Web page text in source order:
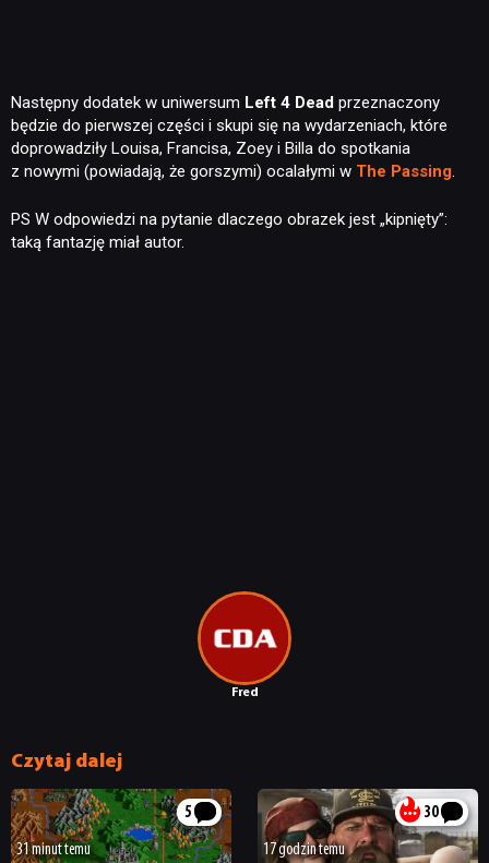
Fred
Następny dodatek w uniwersum Left 4 Dead przeznaczony
będzie do pierwszej części i skupi się na wydarzeniach, które
doprowadziły Louisa, Francisa, Zoey i Billa do spotkania
z nowymi (powiadają, że gorszymi) ocalałymi w The Passing.
PS W odpowiedzi na pytanie dlaczego obrazek jest „kipnięty”:
taką fantazję miał autor.
Czytaj dalej
5
31 minut temu
30
17 godzin temu